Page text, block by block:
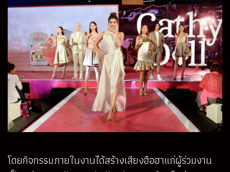
โดยกิจกรรมภายในงานได้สร้างเสียงฮือฮาแก่ผู้ร่วมงาน